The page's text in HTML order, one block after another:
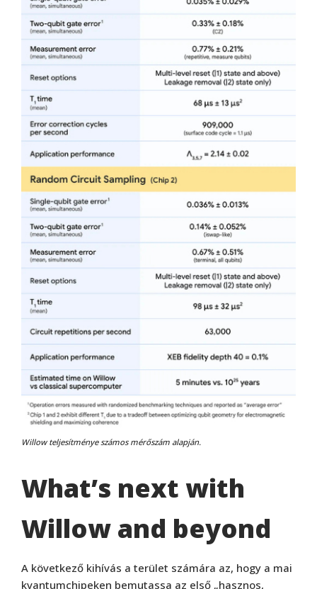
Willow teljesítménye számos mérőszám alapján.
What’s next with
Willow and beyond
A következő kihívás a terület számára az, hogy a mai
kvantumchipeken bemutassa az első „hasznos,